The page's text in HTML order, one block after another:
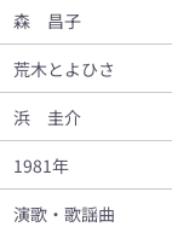
森 昌子
荒木とよひさ
浜 圭介
1981年
演歌・歌謡曲